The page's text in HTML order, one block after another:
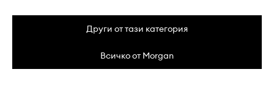
Други от тази категория
Всичко от Morgan